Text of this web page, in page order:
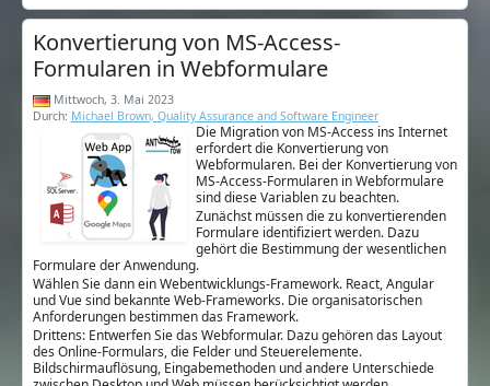
Konvertierung von MS-Access-
Formularen in Webformulare
Mittwoch, 3. Mai 2023
Durch: Michael Brown, Quality Assurance and Software Engineer
Die Migration von MS-Access ins Internet
erfordert die Konvertierung von
Webformularen. Bei der Konvertierung von
MS-Access-Formularen in Webformulare
sind diese Variablen zu beachten.
Zunächst müssen die zu konvertierenden
Formulare identifiziert werden. Dazu
gehört die Bestimmung der wesentlichen
Formulare der Anwendung.
Wählen Sie dann ein Webentwicklungs-Framework. React, Angular
und Vue sind bekannte Web-Frameworks. Die organisatorischen
Anforderungen bestimmen das Framework.
Drittens: Entwerfen Sie das Webformular. Dazu gehören das Layout
des Online-Formulars, die Felder und Steuerelemente.
Bildschirmauflösung, Eingabemethoden und andere Unterschiede